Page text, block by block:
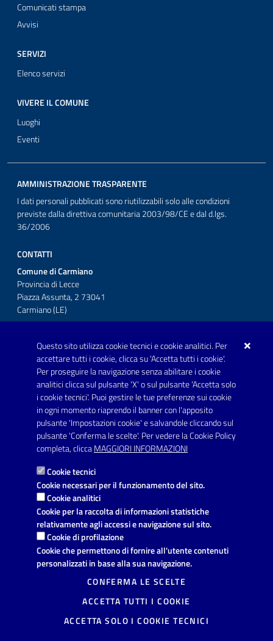
Questo sito utilizza cookie tecnici e cookie analitici. Per
accettare tutti i cookie, clicca su 'Accetta tutti i cookie'.
Per proseguire la navigazione senza abilitare i cookie
analitici clicca sul pulsante 'X' o sul pulsante 'Accetta solo
i cookie tecnici'. Puoi gestire le tue preferenze sui cookie
in ogni momento riaprendo il banner con l'apposito
pulsante 'Impostazioni cookie' e salvandole cliccando sul
pulsante 'Conferma le scelte'. Per vedere la Cookie Policy
completa, cliccaMAGGIORI INFORMAZIONI
Cookie tecnici
Cookie necessari per il funzionamento del sito.
Cookie analitici
Cookie per la raccolta di informazioni statistiche
relativamente agli accessi e navigazione sul sito.
Cookie di profilazione
Cookie che permettono di fornire all'utente contenuti
personalizzati in base alla sua navigazione.
CONFERMA LE SCELTE
ACCETTA TUTTI I COOKIE
ACCETTA SOLO I COOKIE TECNICI
Comunicati stampa
Avvisi
SERVIZI
Elenco servizi
VIVERE IL COMUNE
Luoghi
Eventi
AMMINISTRAZIONE TRASPARENTE
I dati personali pubblicati sono riutilizzabili solo alle condizioni
previste dalla direttiva comunitaria 2003/98/CE e dal d.lgs.
36/2006
CONTATTI
Comune di Carmiano
Provincia di Lecce
Piazza Assunta, 2 73041
Carmiano (LE)
Posta Elettronica Certificata:
protocollo.comunecarmiano@pec.rupar.puglia.it
URP - Ufficio Relazioni con il Pubblico
Link utili
Informativa privacy
Dichiarazione di accessibilità
Note legali
Domande frequenti
Richiesta di assistenza
Segnalazione disservizio
Prenotazione appuntamento
Mappa del sito